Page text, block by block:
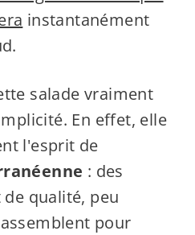
instantanément
salade vraiment
En effet, elle
l'esprit de
: des
qualité, peu
pour